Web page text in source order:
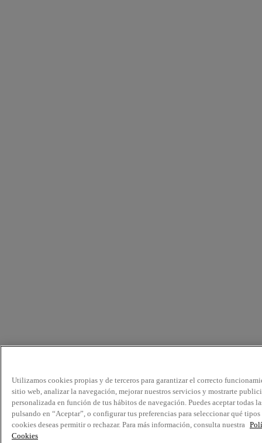
Utilizamos cookies propias y de terceros para garantizar el correcto
sitio web, analizar la navegación, mejorar nuestros servicios y mostrarte
personalizada en función de tus hábitos de navegación. Puedes aceptar todas
pulsando en “Aceptar”, o configurar tus preferencias para seleccionar qué tipos
cookies deseas permitir o rechazar. Para más información, consulta nuestra
Cookies